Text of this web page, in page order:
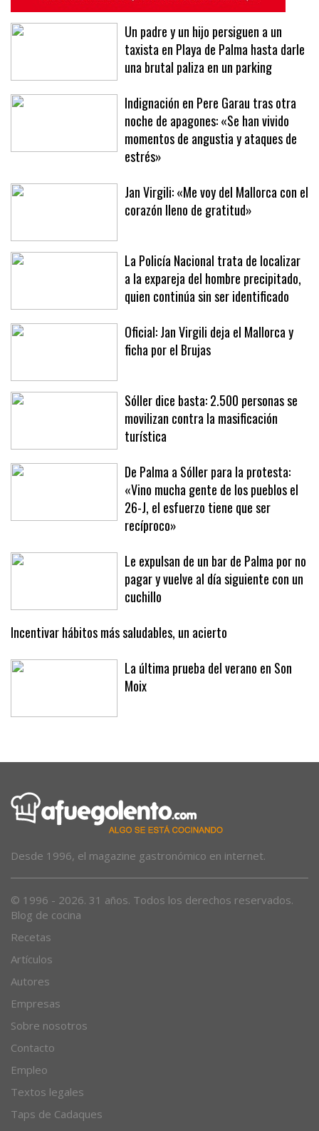
Un padre y un hijo persiguen a un
taxista en Playa de Palma hasta darle
una brutal paliza en un parking
Indignación en Pere Garau tras otra
noche de apagones: «Se han vivido
momentos de angustia y ataques de
estrés»
Jan Virgili: «Me voy del Mallorca con el
La Policía Nacional trata de localizar
a la expareja del hombre precipitado,
quien continúa sin ser identificado
Oficial: Jan Virgili deja el Mallorca y
Sóller dice basta: 2.500 personas se
movilizan contra la masificación
turística
De Palma a Sóller para la protesta:
«Vino mucha gente de los pueblos el
26-J, el esfuerzo tiene que ser
recíproco»
Le expulsan de un bar de Palma por no
pagar y vuelve al día siguiente con un
cuchillo
Incentivar hábitos más saludables, un acierto
La última prueba del verano en Son
Blog de cocina
Recetas
Artículos
Autores
Empresas
Sobre nosotros
Contacto
Empleo
Textos legales